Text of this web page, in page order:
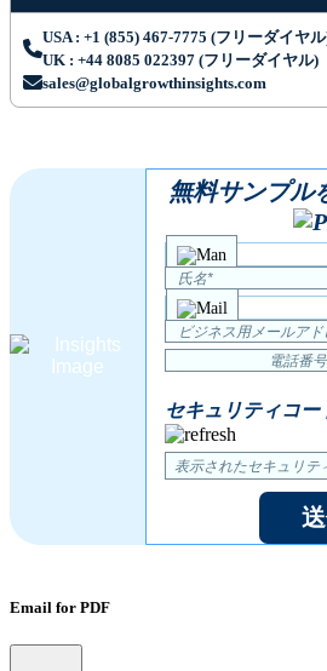
USA : +1 (855) 467-7775 (フリーダイヤ
UK : +44 8085 022397 (フリーダイヤル)
sales@globalgrowthinsights.com
無料サンプル
セキュリティコー
Email for PDF